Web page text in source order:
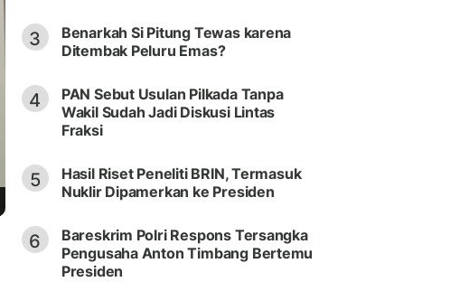
3
Benarkah Si Pitung Tewas karena
Ditembak Peluru Emas?
4
PAN Sebut Usulan Pilkada Tanpa
Wakil Sudah Jadi Diskusi Lintas
Fraksi
5
Hasil Riset Peneliti BRIN, Termasuk
Nuklir Dipamerkan ke Presiden
6
Bareskrim Polri Respons Tersangka
Pengusaha Anton Timbang Bertemu
Presiden